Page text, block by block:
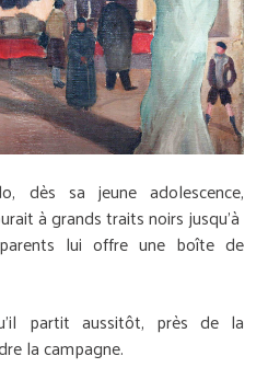
dès sa jeune adolescence,
à grands traits noirs jusqu’à
lui offre une boîte de
partit aussitôt, près de la
la campagne.